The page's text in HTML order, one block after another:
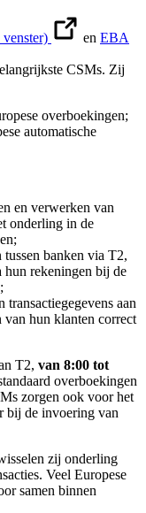
en EBA
CSMs. Zij
overboekingen;
automatische
en verwerken van
onderling in de
banken via T2,
hun rekeningen bij de
transactiegegevens aan
van hun klanten correct
T2, van 8:00 tot
overboekingen
zorgen ook voor het
bij de invoering van
zij onderling
Veel Europese
samen binnen